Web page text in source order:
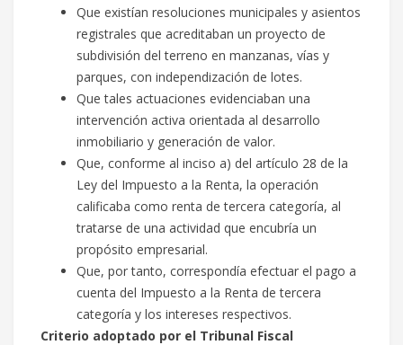
Que existían resoluciones municipales y asientos
registrales que acreditaban un proyecto de
subdivisión del terreno en manzanas, vías y
parques, con independización de lotes.
Que tales actuaciones evidenciaban una
intervención activa orientada al desarrollo
inmobiliario y generación de valor.
Que, conforme al inciso a) del artículo 28 de la
Ley del Impuesto a la Renta, la operación
calificaba como renta de tercera categoría, al
tratarse de una actividad que encubría un
propósito empresarial.
Que, por tanto, correspondía efectuar el pago a
cuenta del Impuesto a la Renta de tercera
categoría y los intereses respectivos.
Criterio adoptado por el Tribunal Fiscal